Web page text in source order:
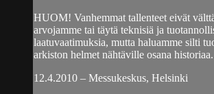
HUOM! Vanhemmat tallenteet eivät
arvojamme tai täytä teknisiä ja
laatuvaatimuksia, mutta haluamme silti
arkiston helmet nähtäville osana historiaa.
12.4.2010 – Messukeskus, Helsinki